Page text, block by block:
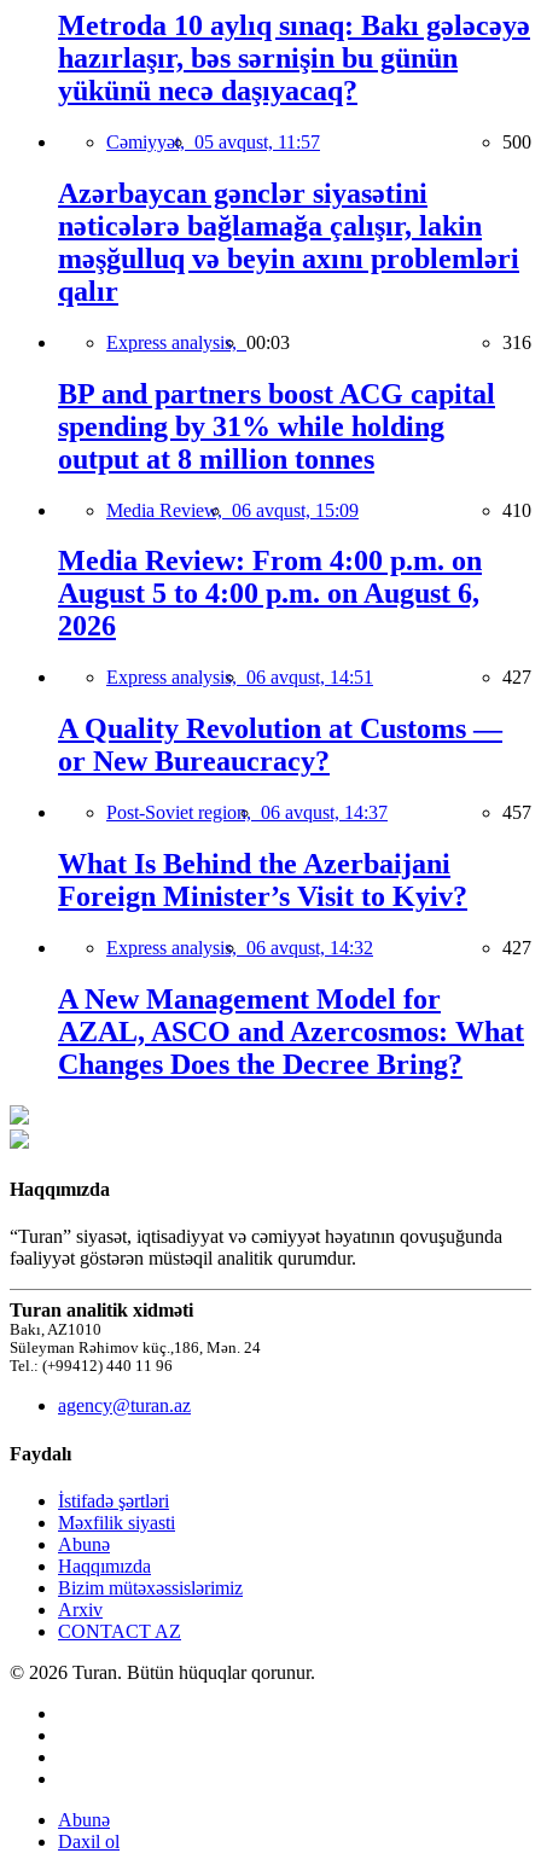
Metroda 10 aylıq sınaq: Bakı gələcəyə
hazırlaşır, bəs sərnişin bu günün
yükünü necə daşıyacaq?
Cəmiyyət, 05 avqust, 11:57 500
Azərbaycan gənclər siyasətini
nəticələrə bağlamağa çalışır, lakin
məşğulluq və beyin axını problemləri
qalır
Express analysis, 00:03 316
BP and partners boost ACG capital
spending by 31% while holding
output at 8 million tonnes
Media Review, 06 avqust, 15:09 410
Media Review: From 4:00 p.m. on
August 5 to 4:00 p.m. on August 6,
2026
Express analysis, 06 avqust, 14:51 427
A Quality Revolution at Customs —
or New Bureaucracy?
Post-Soviet region, 06 avqust, 14:37 457
What Is Behind the Azerbaijani
Foreign Minister’s Visit to Kyiv?
Express analysis, 06 avqust, 14:32 427
A New Management Model for
AZAL, ASCO and Azercosmos: What
Changes Does the Decree Bring?
Haqqımızda
“Turan” siyasət, iqtisadiyyat və cəmiyyət həyatının qovuşuğunda
fəaliyyət göstərən müstəqil analitik qurumdur.
Turan analitik xidməti
Bakı, AZ1010
Süleyman Rəhimov küç.,186, Mən. 24
Tel.: (+99412) 440 11 96
agency@turan.az
Faydalı
İstifadə şərtləri
Məxfilik siyasti
Abunə
Haqqımızda
Bizim mütəxəssislərimiz
Arxiv
CONTACT AZ
© 2026 Turan. Bütün hüquqlar qorunur.
Abunə
Daxil ol